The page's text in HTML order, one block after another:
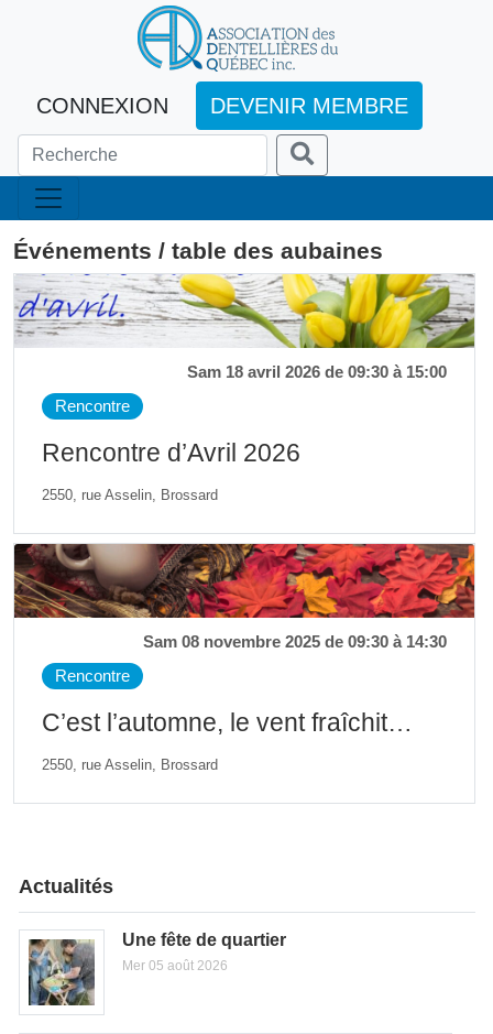
CONNEXION DEVENIR MEMBRE
Événements / table des aubaines
Sam 18 avril 2026 de 09:30 à 15:00
Rencontre
Rencontre d’Avril 2026
2550, rue Asselin, Brossard
Sam 08 novembre 2025 de 09:30 à 14:30
Rencontre
C’est l’automne, le vent fraîchit…
2550, rue Asselin, Brossard
Actualités
Une fête de quartier
Mer 05 août 2026